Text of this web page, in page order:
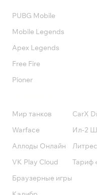
PUBG Mobile
Mobile Legends
Apex Legends
Free Fire
Pioner
Мир танков
Warface
Аллоды Онлайн
VK Play Cloud
Браузерные игры
CarX
Ил-2
Литрес
Тариф